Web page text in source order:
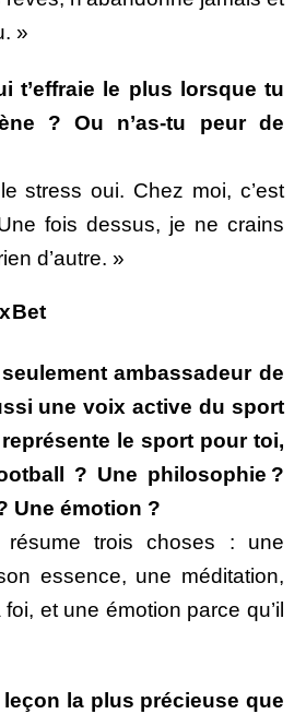
»
t’effraie le plus lorsque tu
? Ou n’as-tu peur de
stress oui. Chez moi, c’est
fois dessus, je ne crains
d’autre. »
ambassadeur de
une voix active du sport
le sport pour toi,
? Une philosophie ?
Une émotion ?
trois choses : une
essence, une méditation,
et une émotion parce qu’il
la plus précieuse que